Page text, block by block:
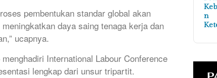
pembentukan standar global akan
daya saing tenaga kerja dan
ucapnya.
International Labour Conference
lengkap dari unsur tripartit.
n